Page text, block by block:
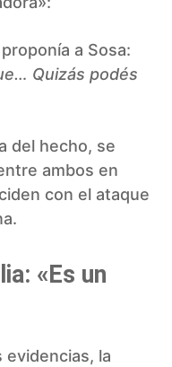
a Sosa:
Quizás podés
del hecho, se
ambos en
con el ataque
«Es un
evidencias, la